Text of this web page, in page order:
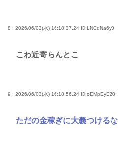
8 : 2026/06/03(水) 16:18:37.24 ID:LNCdNa6y0
こわ近寄らんとこ
9 : 2026/06/03(水) 16:18:56.24 ID:oEMpEyEZ0
ただの金稼ぎに大義つけるな